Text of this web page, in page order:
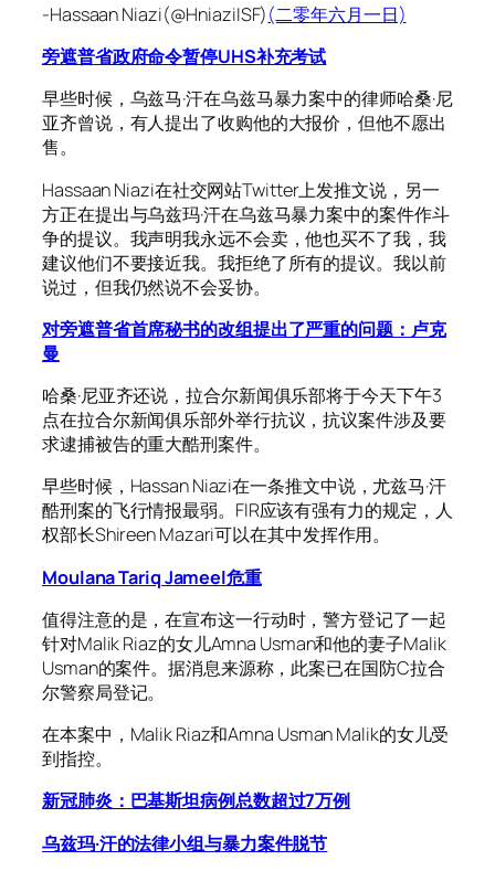
-Hassaan Niazi(@HniaziISF)(二零年六月一日)
旁遮普省政府命令暂停UHS补充考试
早些时候，乌兹马·汗在乌兹马暴力案中的律师哈桑·尼
亚齐曾说，有人提出了收购他的大报价，但他不愿出
售。
Hassaan Niazi在社交网站Twitter上发推文说，另一
方正在提出与乌兹玛·汗在乌兹马暴力案中的案件作斗
争的提议。我声明我永远不会卖，他也买不了我，我
建议他们不要接近我。我拒绝了所有的提议。我以前
说过，但我仍然说不会妥协。
对旁遮普省首席秘书的改组提出了严重的问题：卢克
曼
哈桑·尼亚齐还说，拉合尔新闻俱乐部将于今天下午3
点在拉合尔新闻俱乐部外举行抗议，抗议案件涉及要
求逮捕被告的重大酷刑案件。
早些时候，Hassan Niazi在一条推文中说，尤兹马·汗
酷刑案的飞行情报最弱。FIR应该有强有力的规定，人
权部长Shireen Mazari可以在其中发挥作用。
Moulana Tariq Jameel危重
值得注意的是，在宣布这一行动时，警方登记了一起
针对Malik Riaz的女儿Amna Usman和他的妻子Malik
Usman的案件。据消息来源称，此案已在国防C拉合
尔警察局登记。
在本案中，Malik Riaz和Amna Usman Malik的女儿受
到指控。
新冠肺炎：巴基斯坦病例总数超过7万例
乌兹玛·汗的法律小组与暴力案件脱节